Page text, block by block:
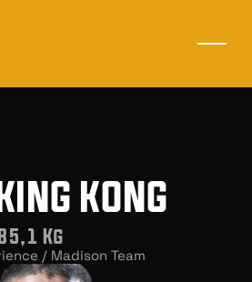
kong
Kg
/ Madison Team